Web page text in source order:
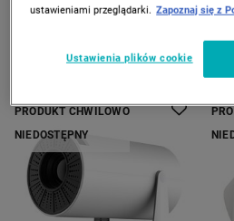
PRODUKT CHWILOWO
NIEDOSTĘPNY
ustawieniami przeglądarki. Zapoznaj się z
Ustawienia plików cookie